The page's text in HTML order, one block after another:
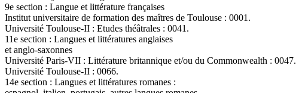
9e section : Langue et littérature françaises
Institut universitaire de formation des maîtres de Toulouse : 0001.
Université Toulouse-II : Etudes théâtrales : 0041.
11e section : Langues et littératures anglaises
et anglo-saxonnes
Université Paris-VII : Littérature britannique et/ou du Commonwealth : 0047.
Université Toulouse-II : 0066.
14e section : Langues et littératures romanes :